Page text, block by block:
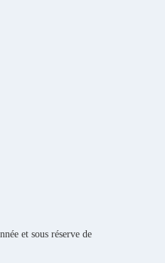
et sous réserve de